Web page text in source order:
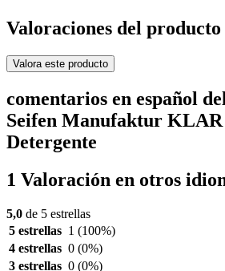
Valoraciones del producto
Valora este producto
comentarios en español
Seifen Manufaktur KLAR
Detergente
1 Valoración en otros
5,0 de 5 estrellas
5 estrellas 1 (100%)
4 estrellas 0 (0%)
3 estrellas 0 (0%)